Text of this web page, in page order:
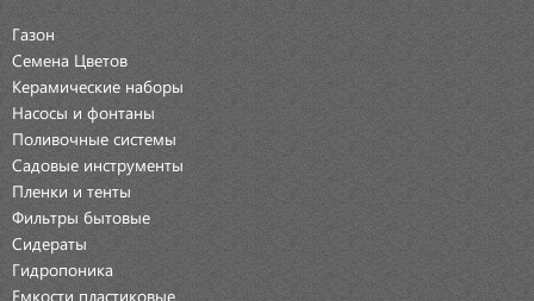
Газон
Семена Цветов
Керамические наборы
Насосы и фонтаны
Поливочные системы
Садовые инструменты
Пленки и тенты
Фильтры бытовые
Сидераты
Гидропоника
Емкости пластиковые